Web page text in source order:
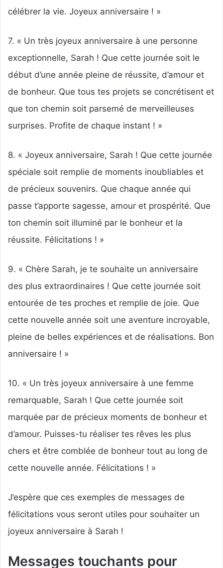
célébrer la vie. Joyeux anniversaire ! »
7. « Un très joyeux anniversaire à une personne
exceptionnelle, Sarah ! Que cette journée soit le
début d’une année pleine de réussite, d’amour et
de bonheur. Que tous tes projets se concrétisent et
que ton chemin soit parsemé de merveilleuses
surprises. Profite de chaque instant ! »
8. « Joyeux anniversaire, Sarah ! Que cette journée
spéciale soit remplie de moments inoubliables et
de précieux souvenirs. Que chaque année qui
passe t’apporte sagesse, amour et prospérité. Que
ton chemin soit illuminé par le bonheur et la
réussite. Félicitations ! »
9. « Chère Sarah, je te souhaite un anniversaire
des plus extraordinaires ! Que cette journée soit
entourée de tes proches et remplie de joie. Que
cette nouvelle année soit une aventure incroyable,
pleine de belles expériences et de réalisations. Bon
anniversaire ! »
10. « Un très joyeux anniversaire à une femme
remarquable, Sarah ! Que cette journée soit
marquée par de précieux moments de bonheur et
d’amour. Puisses-tu réaliser tes rêves les plus
chers et être comblée de bonheur tout au long de
cette nouvelle année. Félicitations ! »
J’espère que ces exemples de messages de
félicitations vous seront utiles pour souhaiter un
joyeux anniversaire à Sarah !
Messages touchants pour